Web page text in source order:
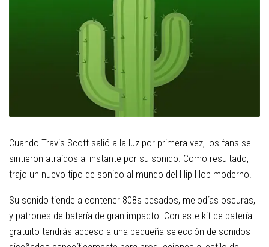
Cuando Travis Scott salió a la luz por primera vez, los fans se
sintieron atraídos al instante por su sonido. Como resultado,
trajo un nuevo tipo de sonido al mundo del Hip Hop moderno.
Su sonido tiende a contener 808s pesados, melodías oscuras,
y patrones de batería de gran impacto. Con este kit de batería
gratuito tendrás acceso a una pequeña selección de sonidos